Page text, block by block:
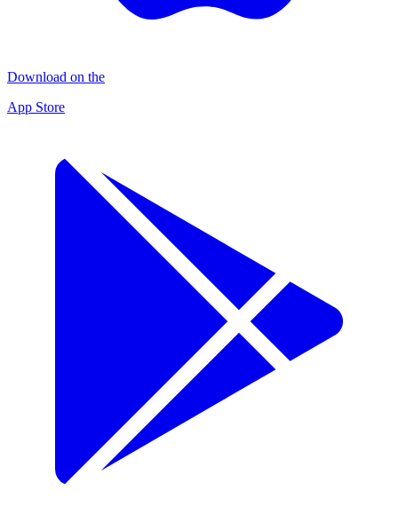
Download on the
App Store